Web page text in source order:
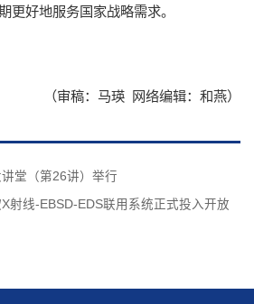
更好地服务国家战略需求。
（审稿：马瑛 网络编辑：和燕）
堂（第26讲）举行
射线-EBSD-EDS联用系统正式投入开放